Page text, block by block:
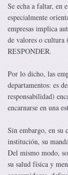
Se echa a faltar, en
especialmente
empresas implica
de valores o cultura
RESPONDER.
Por lo dicho, las
departamentos: es
responsabilidad)
encarnarse en una
Sin embargo, en su
institución, su
Del mismo modo,
su salud física y